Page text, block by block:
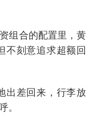
组合的配置里，黄
不刻意追求超额回
出差回来，行李放